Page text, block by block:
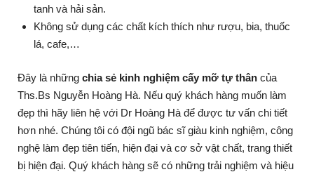
tanh và hải sản.
Không sử dụng các chất kích thích như rượu, bia, thuốc
lá, cafe,…
Đây là những chia sẻ kinh nghiệm cấy mỡ tự thân của
Ths.Bs Nguyễn Hoàng Hà. Nếu quý khách hàng muốn làm
đẹp thì hãy liên hệ với Dr Hoàng Hà để được tư vấn chi tiết
hơn nhé. Chúng tôi có đội ngũ bác sĩ giàu kinh nghiệm, công
nghệ làm đẹp tiên tiến, hiện đại và cơ sở vật chất, trang thiết
bị hiện đại. Quý khách hàng sẽ có những trải nghiệm và hiệu